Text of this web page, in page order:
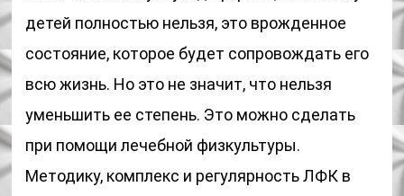
детей полностью нельзя, это врожденное
состояние, которое будет сопровождать его
всю жизнь. Но это не значит, что нельзя
уменьшить ее степень. Это можно сделать
при помощи лечебной физкультуры.
Методику, комплекс и регулярность ЛФК в